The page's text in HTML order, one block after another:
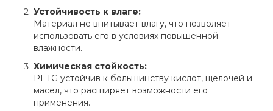
Устойчивость к влаге:
Материал не впитывает влагу, что позволяет
использовать его в условиях повышенной
влажности.
Химическая стойкость:
PETG устойчив к большинству кислот, щелочей и
масел, что расширяет возможности его
применения.